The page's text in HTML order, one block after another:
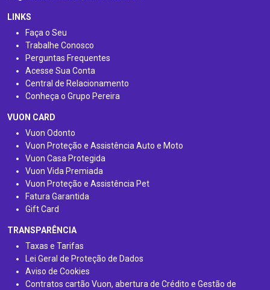
LINKS
Faça o Seu
Trabalhe Conosco
Perguntas Frequentes
Acesse Sua Conta
Central de Relacionamento
Conheça o Grupo Pereira
VUON CARD
Vuon Odonto
Vuon Proteção e Assistência Auto e Moto
Vuon Casa Protegida
Vuon Vida Premiada
Vuon Proteção e Assistência Pet
Fatura Garantida
Gift Card
TRANSPARÊNCIA
Taxas e Tarifas
Lei Geral de Proteção de Dados
Aviso de Cookies
Contratos cartão Vuon, abertura de Crédito e Gestão de